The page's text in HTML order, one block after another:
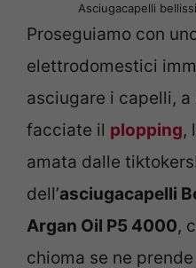
Asciugacapelli
Proseguiamo con
elettrodomestici
asciugare i capelli, a
facciate il plopping,
amata dalle
dell’asciugacapelli
Argan Oil P5 4000,
chioma se ne